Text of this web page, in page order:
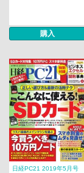
購入
日経PC21 2019年5月号